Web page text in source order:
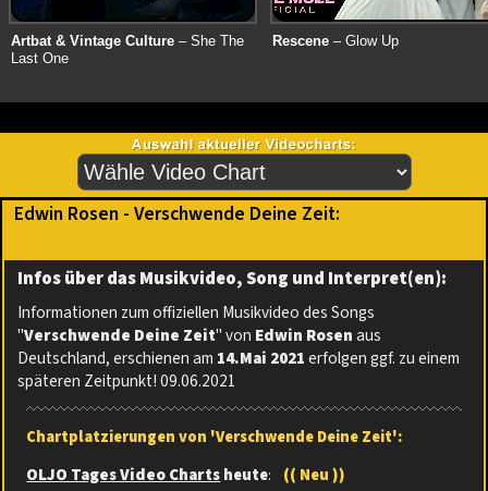
Artbat & Vintage Culture – She The
Last One
Rescene – Glow Up
Edwin Rosen - Verschwende Deine Zeit:
Infos über das Musikvideo, Song und Interpret(en):
Informationen zum offiziellen Musikvideo des Songs
"Verschwende Deine Zeit" von Edwin Rosenaus
Deutschland, erschienen am 14.Mai 2021erfolgen ggf. zu einem
späteren Zeitpunkt! 09.06.2021
Chartplatzierungen von 'Verschwende Deine Zeit':
OLJO Tages Video Chartsheute:
(( Neu ))